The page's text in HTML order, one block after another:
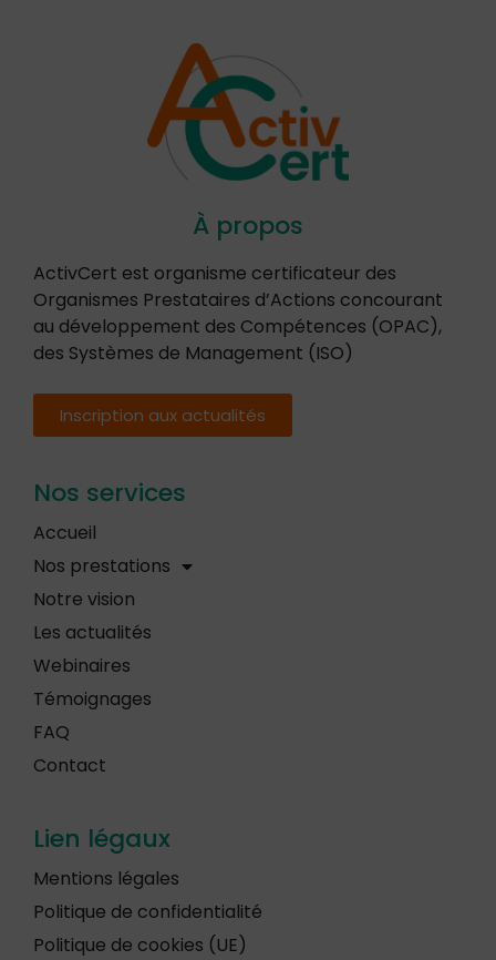
À propos
ActivCert est organisme certificateur des
Organismes Prestataires d’Actions concourant
au développement des Compétences (OPAC),
des Systèmes de Management (ISO)
Inscription aux actualités
Nos services
Accueil
Nos prestations
Notre vision
Les actualités
Webinaires
Témoignages
FAQ
Contact
Lien légaux
Mentions légales
Politique de confidentialité
Politique de cookies (UE)